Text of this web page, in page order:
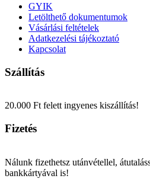
GYIK
Letölthető dokumentumok
Vásárlási feltételek
Adatkezelési tájékoztató
Kapcsolat
Szállítás
20.000 Ft felett ingyenes kiszállítás!
Fizetés
Nálunk fizethetsz utánvétellel,
bankkártyával is!